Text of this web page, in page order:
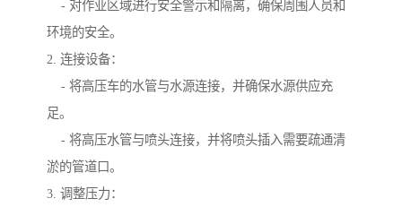
- 对作业区域进行安全警示和隔离，确保周围人员和
环境的安全。
2. 连接设备：
- 将高压车的水管与水源连接，并确保水源供应充
足。
- 将高压水管与喷头连接，并将喷头插入需要疏通清
淤的管道口。
3. 调整压力：